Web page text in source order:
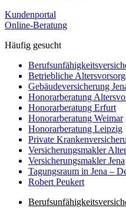
Kundenportal
Online-Beratung
Häufig gesucht
Betriebliche
Gebäudeversicherung
Honorar­beratung
Honorar­beratung Erfurt
Honorar­beratung Weimar
Honorarberatung Leipzig
Private
Versicherungsmakler
Versicherungs­makler Jena
Tagungsraum in Jena –
Robert Peukert